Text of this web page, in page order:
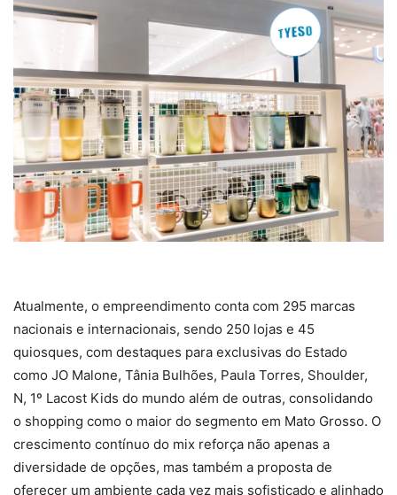
Atualmente, o empreendimento conta com 295 marcas
nacionais e internacionais, sendo 250 lojas e 45
quiosques, com destaques para exclusivas do Estado
como JO Malone, Tânia Bulhões, Paula Torres, Shoulder,
N, 1º Lacost Kids do mundo além de outras, consolidando
o shopping como o maior do segmento em Mato Grosso. O
crescimento contínuo do mix reforça não apenas a
diversidade de opções, mas também a proposta de
oferecer um ambiente cada vez mais sofisticado e alinhado